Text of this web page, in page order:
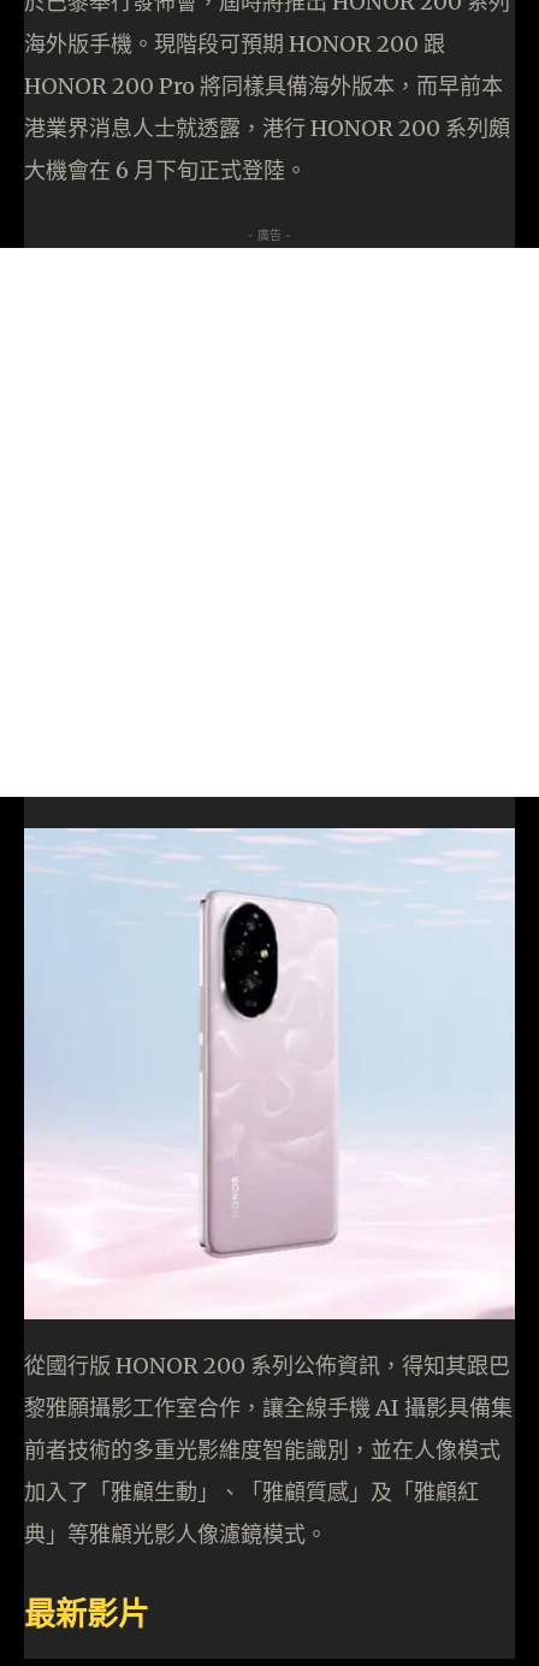
海外版手機。現階段可預期 HONOR 200 跟
HONOR 200 Pro 將同樣具備海外版本，而早前本
港業界消息人士就透露，港行 HONOR 200 系列頗
大機會在 6 月下旬正式登陸。
- 廣告 -
從國行版 HONOR 200 系列公佈資訊，得知其跟巴
黎雅願攝影工作室合作，讓全線手機 AI 攝影具備集
前者技術的多重光影維度智能識別，並在人像模式
加入了「雅顧生動」、「雅顧質感」及「雅顧紅
典」等雅顧光影人像濾鏡模式。
最新影片